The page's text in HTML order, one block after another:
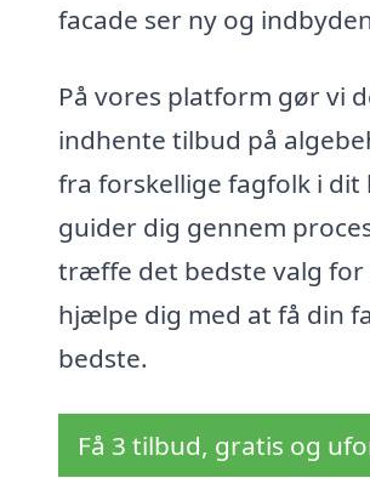
facade ser ny og
På vores platform gør vi
indhente tilbud på
fra forskellige fagfolk i dit
guider dig gennem
træffe det bedste valg for
hjælpe dig med at få din
bedste.
Få 3 tilbud, gratis og